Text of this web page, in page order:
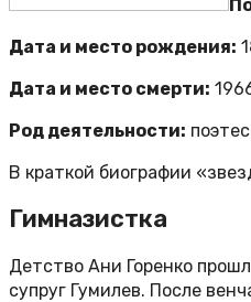
Дата и место рождения:
Дата и место смерти:
Род деятельности:
В краткой биографии
Гимназистка
Детство Ани Горенко
супруг Гумилев. После